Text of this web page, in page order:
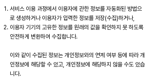
서비스 이용 과정에서 이용자에 관한 정보를 자동화된 방법으
로 생성하거나 이용자가 입력한 정보를 저장(수집)하거나,
이용자 기기의 고유한 정보를 원래의 값을 확인하지 못 하도록
안전하게 변환하여 수집합니다.
이와 같이 수집된 정보는 개인정보와의 연계 여부 등에 따라 개
인정보에 해당할 수 있고, 개인정보에 해당하지 않을 수도 있습
니다.